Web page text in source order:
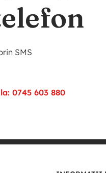
SMS
0745 603 880